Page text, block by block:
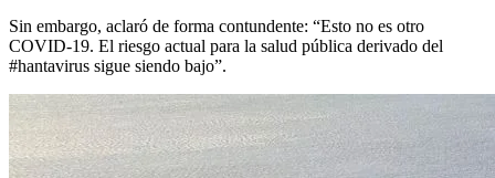
Sin embargo, aclaró de forma contundente: “Esto no es otro
COVID-19. El riesgo actual para la salud pública derivado del
#hantavirus sigue siendo bajo”.